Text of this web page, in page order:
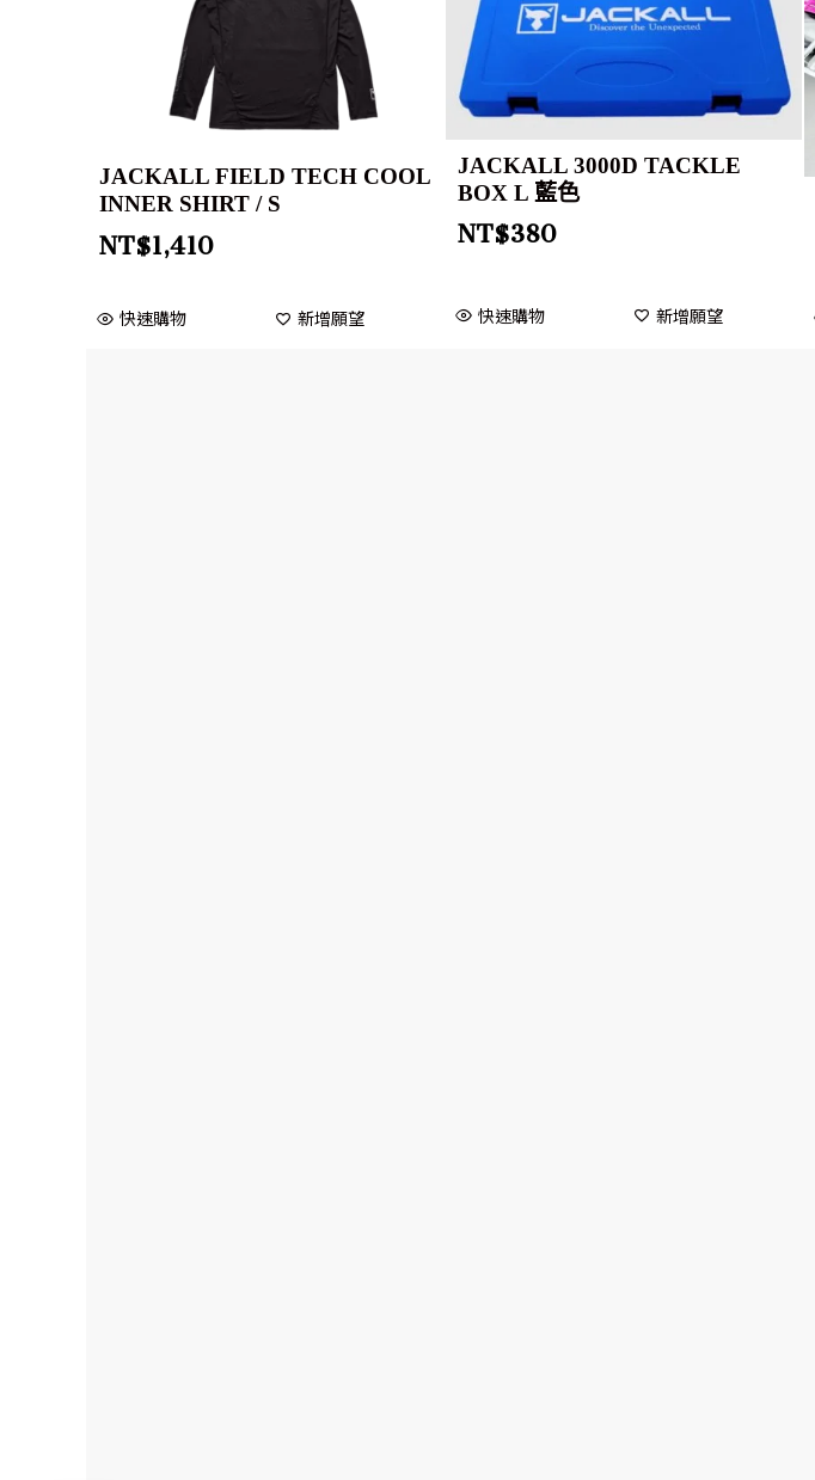
JACKALL FIELD TECH COOL
INNER SHIRT / S
NT$1,410
快速購物 新增願望
JACKALL 3000D TACKLE
BOX L 藍色
NT$380
快速購物 新增願望